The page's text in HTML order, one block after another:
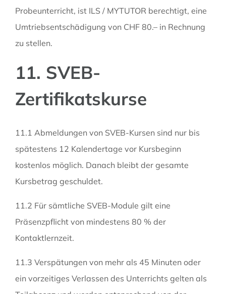
Probeunterricht, ist ILS / MYTUTOR berechtigt, eine
Umtriebsentschädigung von CHF 80.– in Rechnung
zu stellen.
11. SVEB-
Zertifikatskurse
11.1 Abmeldungen von SVEB-Kursen sind nur bis
spätestens 12 Kalendertage vor Kursbeginn
kostenlos möglich. Danach bleibt der gesamte
Kursbetrag geschuldet.
11.2 Für sämtliche SVEB-Module gilt eine
Präsenzpflicht von mindestens 80 % der
Kontaktlernzeit.
11.3 Verspätungen von mehr als 45 Minuten oder
ein vorzeitiges Verlassen des Unterrichts gelten als